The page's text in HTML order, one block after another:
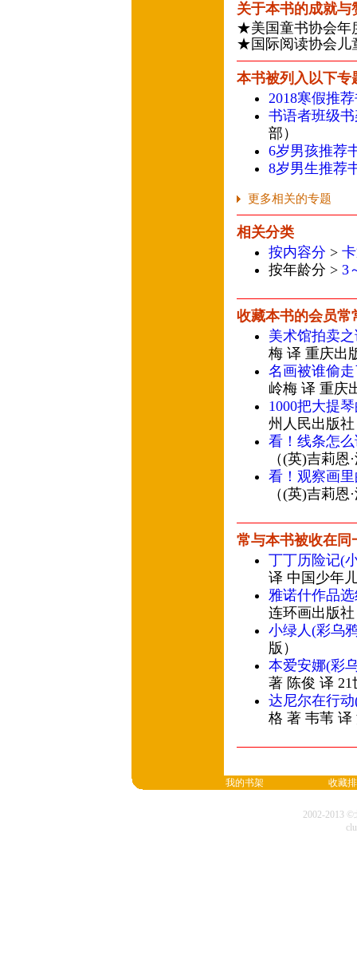
关于本书的成就与
★美国童书协会年
★国际阅读协会儿
本书被列入以下专
2018寒假推
书语者班级
部）
6岁男孩推荐
8岁男生推荐
更多相关的专题
相关分类
按内容分 >
按年龄分 > 3
收藏本书的会员常
美术馆拍卖
梅 译 重庆出
名画被谁偷
岭梅 译 重庆
1000把大提
州人民出版
看！线条怎
（(英)吉莉
看！观察画
（(英)吉莉
常与本书被收在同
丁丁历险记(
译 中国少年
雅诺什作品
连环画出版
小绿人(彩乌
版）
本爱安娜(彩
著 陈俊 译
达尼尔在行
格 著 韦苇 译
我的书架 收藏
2002-2013